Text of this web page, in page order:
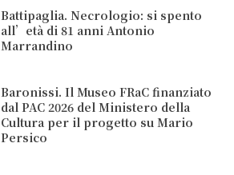
Battipaglia. Necrologio: si spento
all’età di 81 anni Antonio
Marrandino
Baronissi. Il Museo FRaC finanziato
dal PAC 2026 del Ministero della
Cultura per il progetto su Mario
Persico